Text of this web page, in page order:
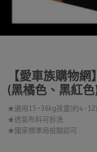
【愛車族購物
(黑橘色、黑紅色
★適用15-36kg孩童(約4-12
★透氣布料可拆洗
★國家標準局檢驗認可